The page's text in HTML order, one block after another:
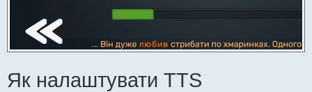
Як налаштувати TTS